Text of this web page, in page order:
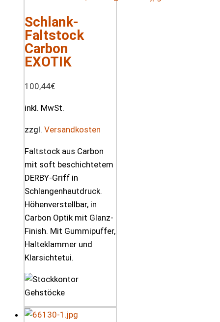
Schlank-
Faltstock
Carbon
EXOTIK
100,44€
inkl. MwSt.
zzgl. Versandkosten
Faltstock aus Carbon
mit soft beschichtetem
DERBY-Griff in
Schlangenhautdruck.
Höhenverstellbar, in
Carbon Optik mit Glanz-
Finish. Mit Gummipuffer,
Halteklammer und
Klarsichtetui.